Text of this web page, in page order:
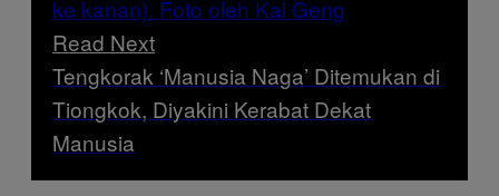
Read Next
Tengkorak ‘Manusia Naga’ Ditemukan di
Tiongkok, Diyakini Kerabat Dekat
Manusia